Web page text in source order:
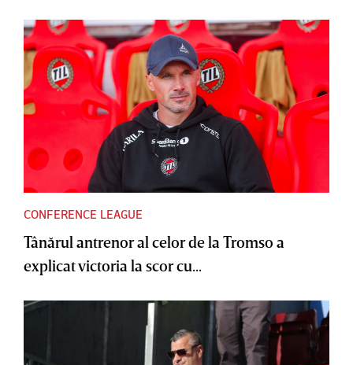
CONFERENCE LEAGUE
Tânărul antrenor al celor de la Tromso a
explicat victoria la scor cu...